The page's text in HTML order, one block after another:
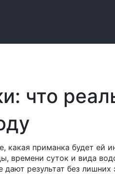
что
какая приманка будет ей
времени суток и вида
результат без лишних